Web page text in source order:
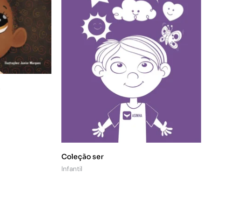
Coleção ser
Infantil